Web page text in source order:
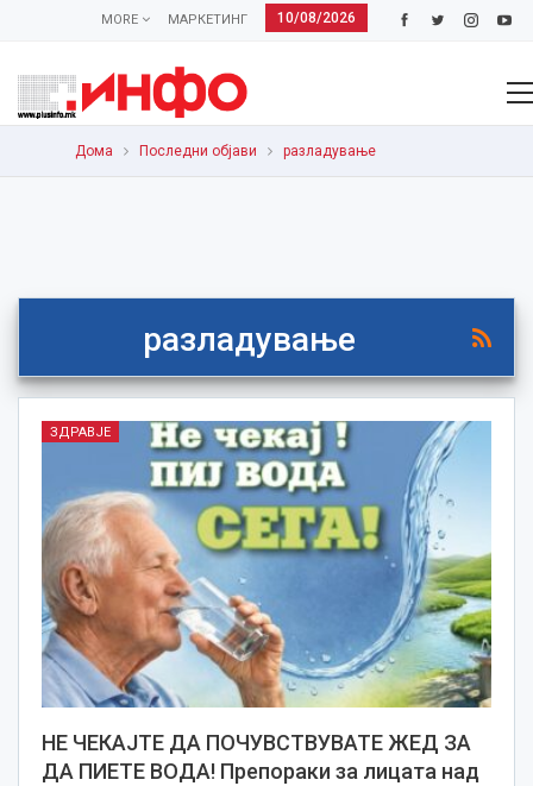
10/08/2026
МАРКЕТИНГ
MORE
Дома Последни објави разладување
разладување
ЗДРАВЈЕ
НЕ ЧЕКАЈТЕ ДА ПОЧУВСТВУВАТЕ ЖЕД ЗА
ДА ПИЕТЕ ВОДА! Препораки за лицата над